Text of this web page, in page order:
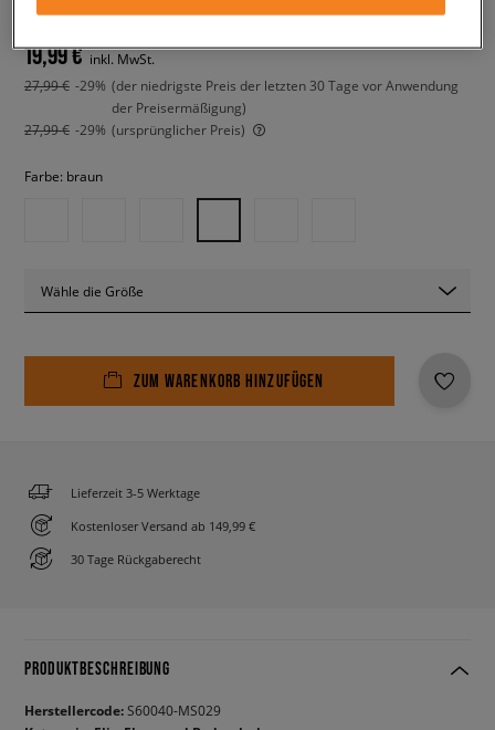
19,99 € inkl. MwSt.
27,99 € -29% (der niedrigste Preis der letzten 30 Tage vor Anwendung
der Preisermäßigung)
27,99 € -29% (ursprünglicher Preis)
Farbe: braun
Wähle die Größe
ZUM WARENKORB HINZUFÜGEN
Lieferzeit 3-5 Werktage
Kostenloser Versand ab 149,99 €
30 Tage Rückgaberecht
PRODUKTBESCHREIBUNG
Herstellercode:S60040-MS029